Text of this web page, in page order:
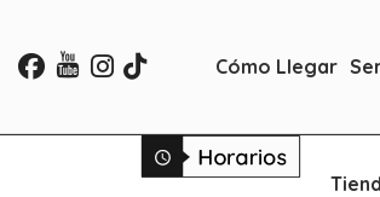
Cómo Llegar